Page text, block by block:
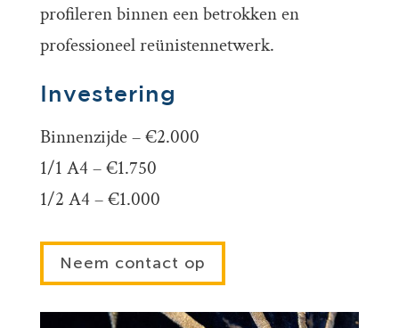
profileren binnen een betrokken en
professioneel reünistennetwerk.
Investering
Binnenzijde – €2.000
1/1 A4 – €1.750
1/2 A4 – €1.000
Neem contact op